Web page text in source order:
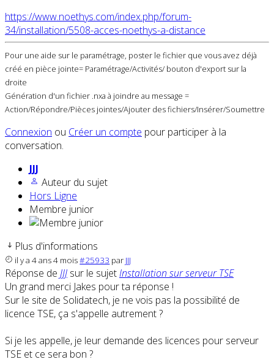
https://www.noethys.com/index.php/forum-
34/installation/5508-acces-noethys-a-distance
Pour une aide sur le paramétrage, poster le fichier que vous avez déjà
créé en pièce jointe= Paramétrage/Activités/ bouton d'export sur la
droite
Génération d'un fichier .nxa à joindre au message =
Action/Répondre/Pièces jointes/Ajouter des fichiers/Insérer/Soumettre
Connexion ou Créer un compte pour participer à la
conversation.
JJJ
Auteur du sujet
Hors Ligne
Membre junior
Plus d'informations
il y a 4 ans 4 mois#25933 par JJJ
Réponse de JJJ sur le sujetInstallation sur serveur TSE
Un grand merci Jakes pour ta réponse !
Sur le site de Solidatech, je ne vois pas la possibilité de
licence TSE, ça s'appelle autrement ?
Si je les appelle, je leur demande des licences pour serveur
TSE et ce sera bon ?